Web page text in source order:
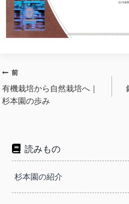
投
稿
ナ
前
有機栽培から自然栽培へ｜
杉本園の歩み
読みもの
杉本園の紹介